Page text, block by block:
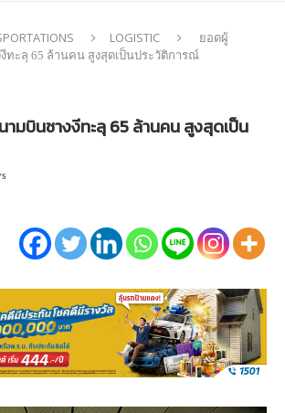
LOGISTIC
ยอดผู้
ทะลุ 65 ล้านคน สูงสุดเป็นประวัติการณ์
มบินชางงีทะลุ 65 ล้านคน สูงสุดเป็น